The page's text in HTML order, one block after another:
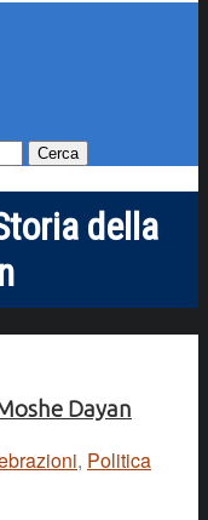
della
Dayan
, Politica